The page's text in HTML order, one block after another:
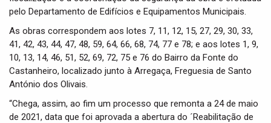
pelo Departamento de Edifícios e Equipamentos Municipais.
As obras correspondem aos lotes 7, 11, 12, 15, 27, 29, 30, 33,
41, 42, 43, 44, 47, 48, 59, 64, 66, 68, 74, 77 e 78; e aos lotes 1, 9,
10, 13, 14, 46, 51, 52, 69, 72, 75 e 76 do Bairro da Fonte do
Castanheiro, localizado junto à Arregaça, Freguesia de Santo
António dos Olivais.
“Chega, assim, ao fim um processo que remonta a 24 de maio
de 2021, data que foi aprovada a abertura do ´Reabilitação de